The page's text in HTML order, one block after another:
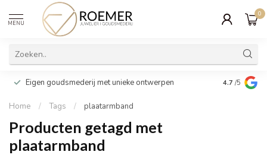
MENU
0
Eigen goudsmederij met unieke ontwerpen Wij
cadeau
4.7 /5
Home / Tags / plaatarmband
Producten getagd met
plaatarmband